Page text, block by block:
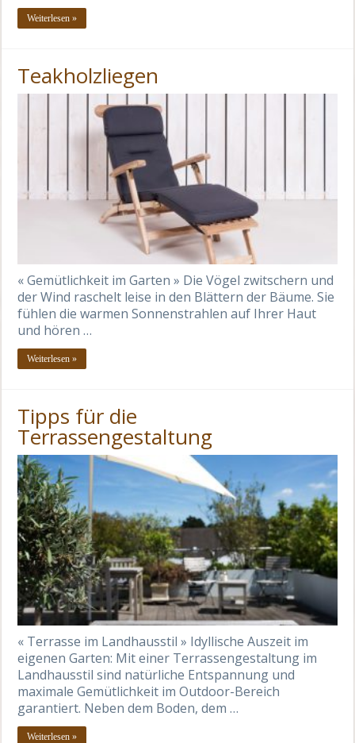
Weiterlesen »
Teakholzliegen
« Gemütlichkeit im Garten » Die Vögel zwitschern und
der Wind raschelt leise in den Blättern der Bäume. Sie
fühlen die warmen Sonnenstrahlen auf Ihrer Haut
und hören …
Weiterlesen »
Tipps für die
Terrassengestaltung
« Terrasse im Landhausstil » Idyllische Auszeit im
eigenen Garten: Mit einer Terrassengestaltung im
Landhausstil sind natürliche Entspannung und
maximale Gemütlichkeit im Outdoor-Bereich
garantiert. Neben dem Boden, dem …
Weiterlesen »